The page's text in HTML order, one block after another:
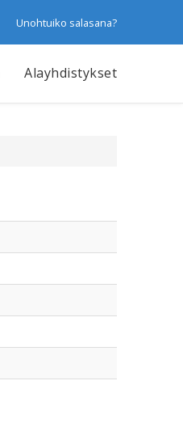
Unohtuiko salasana?
Alayhdistykset